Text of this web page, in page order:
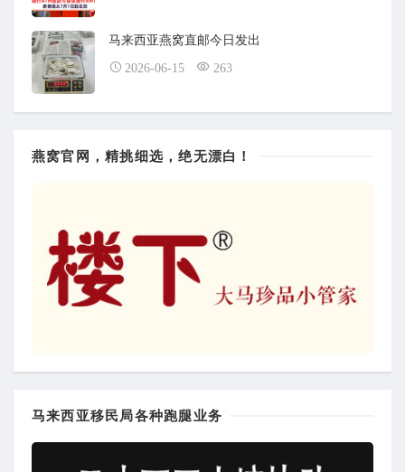
马来西亚燕窝直邮今日发出
2026-06-15 263
燕窝官网，精挑细选，绝无漂白！
马来西亚移民局各种跑腿业务